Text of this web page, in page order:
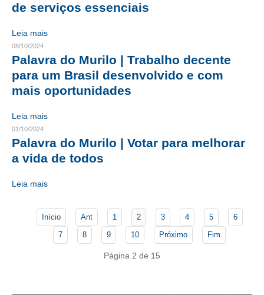
CURSOS
ENGENHEIRO EMPREENDEDOR
SEESP EDUCAÇÃO
PLATAFORMAS GRATUITAS
BENEFÍCIOS
PLANO DE SAÚDE
SEESPPREV
de serviços essenciais
Leia mais
08/10/2024
Palavra do Murilo | Trabalho decente
para um Brasil desenvolvido e com
mais oportunidades
Leia mais
01/10/2024
Palavra do Murilo | Votar para melhorar
a vida de todos
Leia mais
Início Ant 1 2 3 4 5
6
7
8 9 10 Próximo Fim
Página 2 de 15